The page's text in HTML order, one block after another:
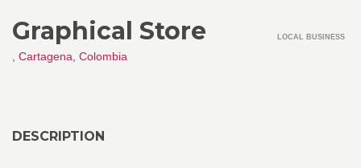
Graphical Store
Cartagena Colombia
LOCAL BUSINESS
DESCRIPTION